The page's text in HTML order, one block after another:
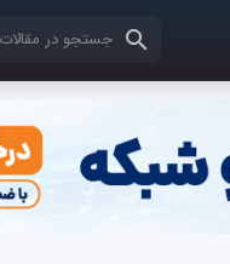
کلمات کلیدی خود را